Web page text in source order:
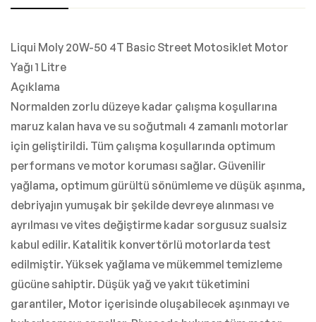
Liqui Moly 20W-50 4T Basic Street Motosiklet Motor
Yağı 1 Litre
Açıklama
Normalden zorlu düzeye kadar çalışma koşullarına
maruz kalan hava ve su soğutmalı 4 zamanlı motorlar
için geliştirildi. Tüm çalışma koşullarında optimum
performans ve motor koruması sağlar. Güvenilir
yağlama, optimum gürültü sönümleme ve düşük aşınma,
debriyajın yumuşak bir şekilde devreye alınması ve
ayrılması ve vites değiştirme kadar sorgusuz sualsiz
kabul edilir. Katalitik konvertörlü motorlarda test
edilmiştir. Yüksek yağlama ve mükemmel temizleme
gücüne sahiptir. Düşük yağ ve yakıt tüketimini
garantiler, Motor içerisinde oluşabilecek aşınmayı ve